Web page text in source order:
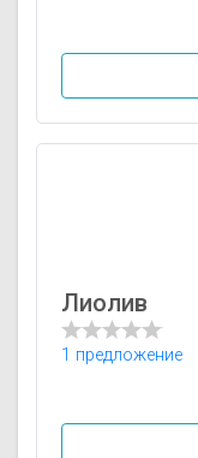
Лиолив
1 предложение